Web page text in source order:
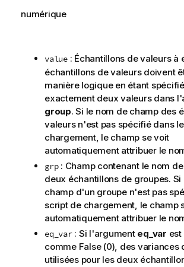
numérique
value: Échantillons de valeurs à
échantillons de valeurs doivent
manière logique en étant
exactement deux valeurs dans
group. Si le nom de champ des
valeurs n'est pas spécifié dans
chargement, le champ se voit
automatiquement attribuer le
grp: Champ contenant le nom
deux échantillons de groupes. Si
champ d'un groupe n'est pas
script de chargement, le champ
automatiquement attribuer le
eq_var: Si l'argument eq_var
comme False(0), des variances
utilisées pour les deux